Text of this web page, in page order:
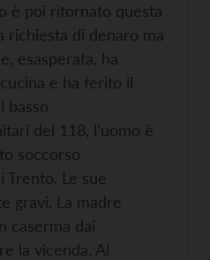
è poi ritornato questa
richiesta di denaro ma
esasperata, ha
e ha ferito il
basso
del 118, l’uomo è
soccorso
Trento. Le sue
gravi. La madre
caserma dai
la vicenda. Al